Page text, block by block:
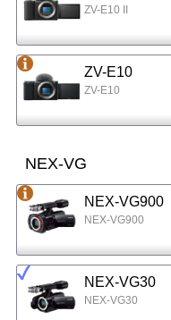
ZV-E10 II
ZV-E10
ZV-E10
NEX-VG
NEX-VG900
NEX-VG900
NEX-VG30
NEX-VG30